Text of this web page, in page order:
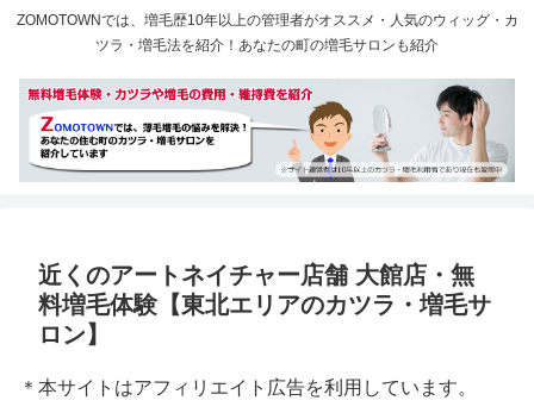
ZOMOTOWNでは、増毛歴10年以上の管理者がオススメ・人気のウィッグ・カ
ツラ・増毛法を紹介！あなたの町の増毛サロンも紹介
近くのアートネイチャー店舗 大館店・無
料増毛体験【東北エリアのカツラ・増毛サ
ロン】
＊本サイトはアフィリエイト広告を利用しています。